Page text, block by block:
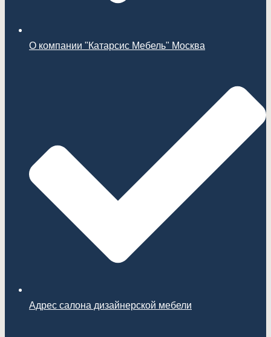
О компании "Катарсис Мебель" Москва
Адрес салона дизайнерской мебели